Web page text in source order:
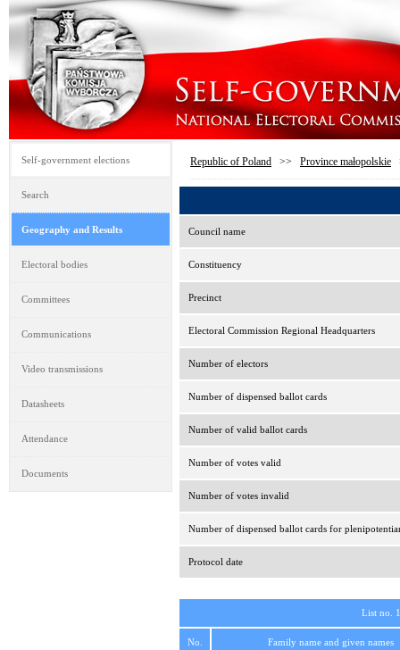
Self-government elections
Search
Geography and Results
Electoral bodies
Committees
Communications
Video transmissions
Datasheets
Attendance
Documents
Republic of Poland >> Province małopolskie
Council name
Constituency
Precinct
Electoral Commission Regional Headquarters
Number of electors
Number of dispensed ballot cards
Number of valid ballot cards
Number of votes valid
Number of votes invalid
Number of dispensed ballot cards for
Protocol date
List no.
No. Family name and given names